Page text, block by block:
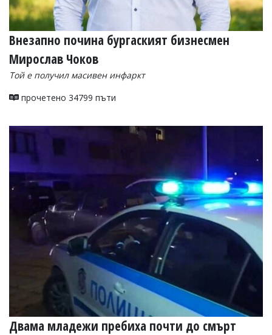
Внезапно почина бургаският бизнесмен
Мирослав Чоков
Той е получил масивен инфаркт
прочетено 34799 пъти
Двама младежи пребиха почти до смърт